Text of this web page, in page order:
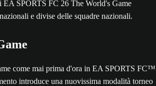
come mai prima d'ora in EA SPORTS FC™
introduce una nuovissima modalità torneo